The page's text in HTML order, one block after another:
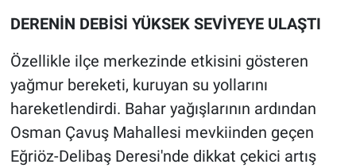
DERENİN DEBİSİ YÜKSEK SEVİYEYE ULAŞTI
Özellikle ilçe merkezinde etkisini gösteren
yağmur bereketi, kuruyan su yollarını
hareketlendirdi. Bahar yağışlarının ardından
Osman Çavuş Mahallesi mevkiinden geçen
Eğriöz-Delibaş Deresi'nde dikkat çekici artış